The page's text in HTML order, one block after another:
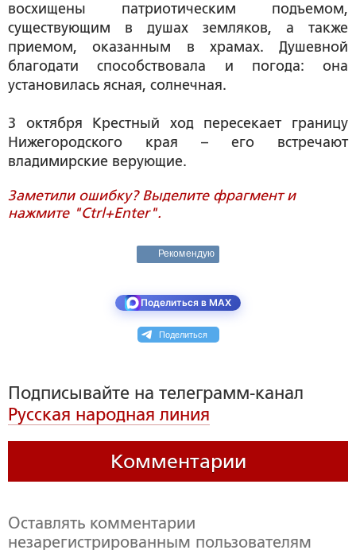
восхищены патриотическим подъемом,
существующим в душах земляков, а также
приемом, оказанным в храмах. Душевной
благодати способствовала и погода: она
установилась ясная, солнечная.
3 октября Крестный ход пересекает границу
Нижегородского края – его встречают
владимирские верующие.
Заметили ошибку? Выделите фрагмент и
нажмите "Ctrl+Enter".
Рекомендую
Поделиться в MAX
Поделиться
Подписывайте на телеграмм-канал
Русская народная линия
Комментарии
Оставлять комментарии
незарегистрированным пользователям